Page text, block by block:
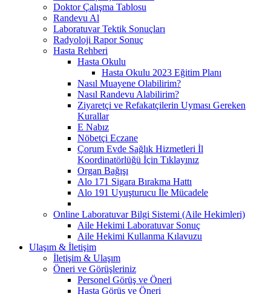
Doktor Çalışma Tablosu
Randevu Al
Laboratuvar Tektik Sonuçları
Radyoloji Rapor Sonuç
Hasta Rehberi
Hasta Okulu
Hasta Okulu 2023 Eğitim Planı
Nasıl Muayene Olabilirim?
Nasıl Randevu Alabilirim?
Ziyaretçi ve Refakatçilerin Uyması Gereken
Kurallar
E Nabız
Nöbetçi Eczane
Çorum Evde Sağlık Hizmetleri İl
Koordinatörlüğü İçin Tıklayınız
Organ Bağışı
Alo 171 Sigara Bırakma Hattı
Alo 191 Uyuşturucu İle Mücadele
Online Laboratuvar Bilgi Sistemi (Aile Hekimleri)
Aile Hekimi Laboratuvar Sonuç
Aile Hekimi Kullanma Kılavuzu
Ulaşım & İletişim
İletişim & Ulaşım
Öneri ve Görüşleriniz
Personel Görüş ve Öneri
Hasta Görüş ve Öneri